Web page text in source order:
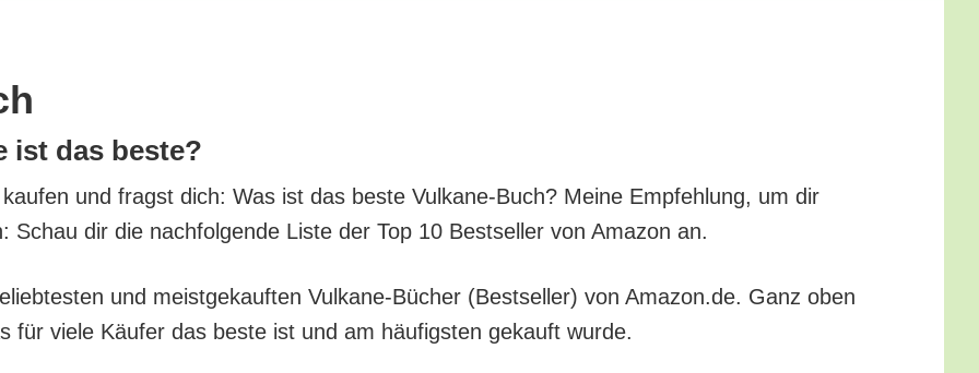
ist das beste?
und fragst dich: Was ist das bes­te Vul­ka­ne-Buch? Mei­ne Emp­feh­lung, um dir
Schau dir die nach­fol­gen­de Lis­te der Top 10 Best­sel­ler von Ama­zon an.
und meist­ge­kauf­ten Vul­ka­ne-Bücher (Best­sel­ler) von Amazon.de. Ganz oben
für vie­le Käu­fer das bes­te ist und am häu­figs­ten gekauft wurde.